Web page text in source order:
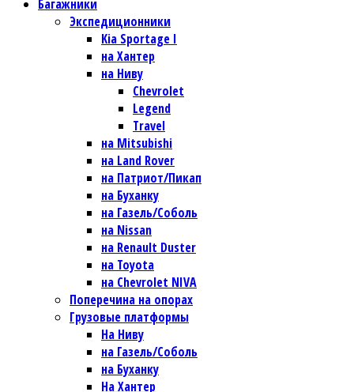
Багажники
Экспедиционники
Kia Sportage I
на Хантер
на Ниву
Chevrolet
Legend
Travel
на Mitsubishi
на Land Rover
на Патриот/Пикап
на Буханку
на Газель/Соболь
на Nissan
на Renault Duster
на Toyota
на Chevrolet NIVA
Поперечина на опорах
Грузовые платформы
На Ниву
на Газель/Соболь
на Буханку
На Хантер